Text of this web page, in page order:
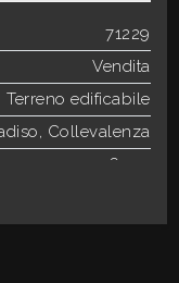
71229
Vendita
Terreno edificabile
Collevalenza
6059
2.485 mq